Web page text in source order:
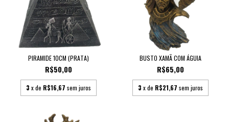
PIRAMIDE 10CM (PRATA)
R$50,00
3 x de R$16,67 sem juros
BUSTO XAMÃ COM ÁGUIA
R$65,00
3 x de R$21,67 sem juros